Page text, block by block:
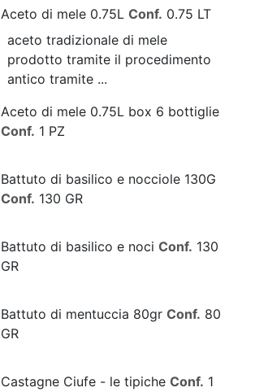
Aceto di mele 0.75L Conf. 0.75 LT
aceto tradizionale di mele
prodotto tramite il procedimento
antico tramite ...
Aceto di mele 0.75L box 6 bottiglie
Conf. 1 PZ
Battuto di basilico e nocciole 130G
Conf. 130 GR
Battuto di basilico e noci Conf. 130
GR
Battuto di mentuccia 80gr Conf. 80
GR
Castagne Ciufe - le tipiche Conf. 1